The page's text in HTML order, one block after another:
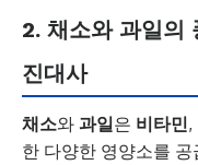
2. 채소와 과일의
진대사
채소와 과일은 비타민,
한 다양한 영양소를